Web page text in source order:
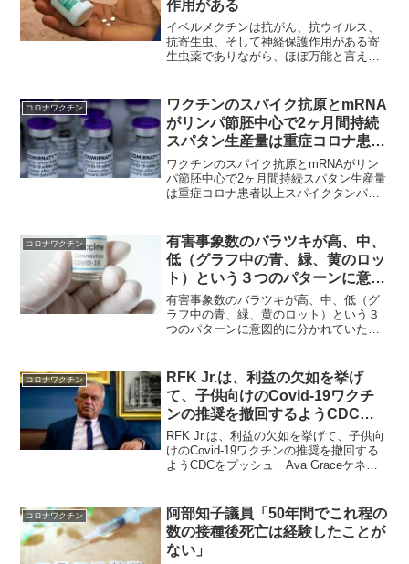
作用がある
イベルメクチンは抗がん、抗ウイルス、
抗寄生虫、そして神経保護作用がある寄
生虫薬でありながら、ほぼ万能と言える
良の事と考えながら…そのことを頭に置
いておいて読んでみてくだ...
コロナワクチン
ワクチンのスパイク抗原とmRNA
がリンパ節胚中心で2ヶ月間持続
スパタン生産量は重症コロナ患者
以上
ワクチンのスパイク抗原とmRNAがリン
パ節胚中心で2ヶ月間持続スパタン生産量
は重症コロナ患者以上スパイクタンパク
ているというのに、あとは時間の問題で
すね。
コロナワクチン
有害事象数のバラツキが高、中、
低（グラフ中の青、緑、黄のロッ
ト）という３つのパターンに意図
的に分かれていたファイザーの毒
チン
有害事象数のバラツキが高、中、低（グ
ラフ中の青、緑、黄のロット）という３
つのパターンに意図的に分かれていたフ
薬・医療機器の研究開発担当役員だった
サーシャ・ラティポワ氏は...
コロナワクチン
RFK Jr.は、利益の欠如を挙げ
て、子供向けのCovid-19ワクチ
ンの推奨を撤回するようCDCを
プッシュ Ava Grace
RFK Jr.は、利益の欠如を挙げて、子供向
けのCovid-19ワクチンの推奨を撤回する
ようCDCをプッシュ Ava Graceケネデ
子供向けの注射を承認すること...
コロナワクチン
阿部知子議員「50年間でこれ程の
数の接種後死亡は経験したことが
ない」